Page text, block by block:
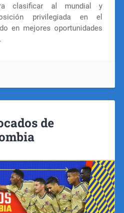
clasificar al mundial y
privilegiada en el
en mejores oportunidades
de